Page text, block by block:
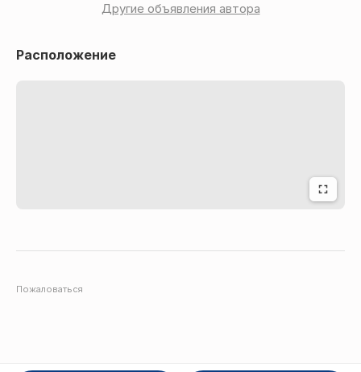
Другие объявления автора
Расположение
Пожаловаться